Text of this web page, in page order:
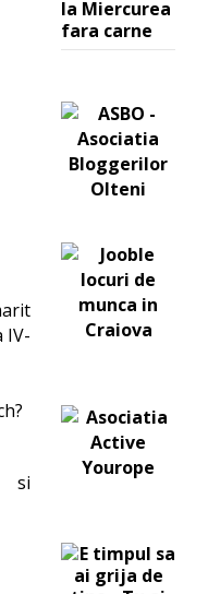
IV-
si
la Miercurea
fara carne